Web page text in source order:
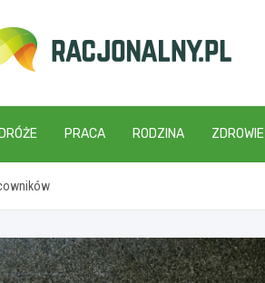
PRACA RODZINA ZDROWIE